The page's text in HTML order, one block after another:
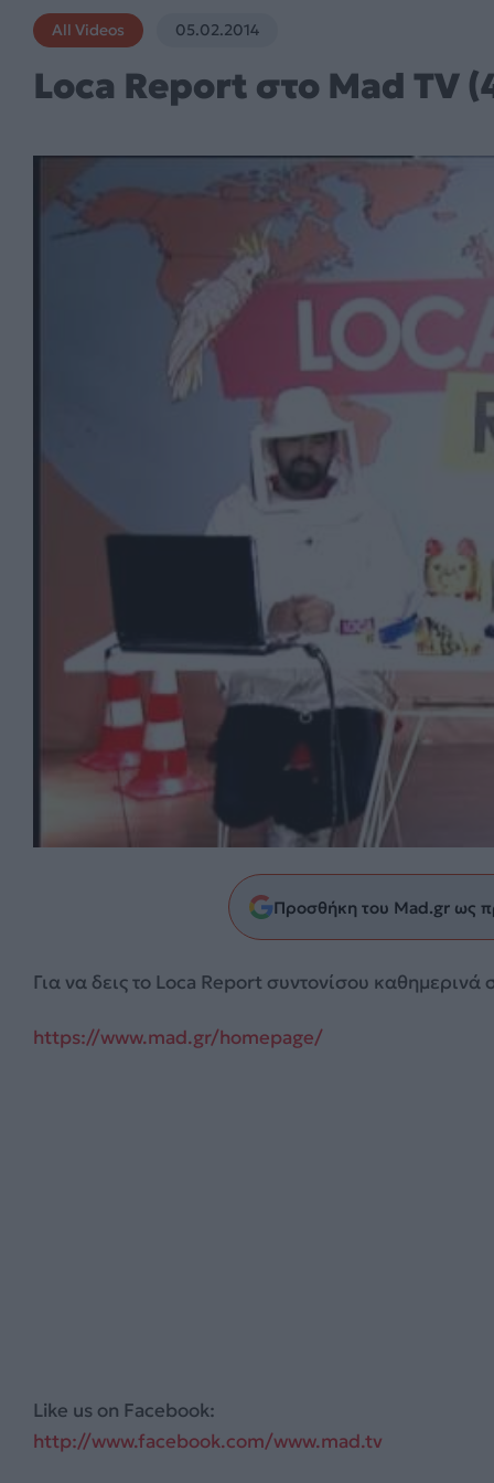
All Videos 05.02.2014
Loca Report στο Mad TV
Προσθήκη του Mad.gr ως
Για να δεις το Loca Report συντονίσου καθημερινά
https://www.mad.gr/homepage/
Like us on Facebook:
http://www.facebook.com/www.mad.tv